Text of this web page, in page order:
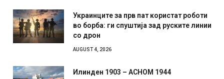
Украинците за прв пат користат роботи
во борба: ги спуштија зад руските линии
со дрон
AUGUST 4, 2026
Илинден 1903 – АСНОМ 1944